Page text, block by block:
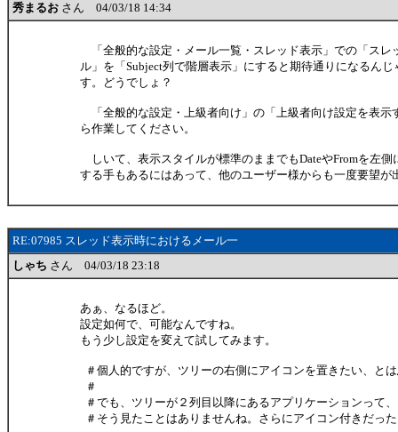
秀まるお さん 04/03/18 14:34
「全般的な設定・メール一覧・スレッド表示」での「スレ
ル」を「Subject列で階層表示」にすると期待通りになるん
す。どうでしょ？
「全般的な設定・上級者向け」の「上級者向け設定を表示
ら作業してください。
しいて、表示スタイルが標準のままでもDateやFromを左側
する手もあるにはあって、他のユーザー様からも一度要望が
RE:07985 スレッド表示時におけるメール一
しゃち さん 04/03/18 23:18
あぁ、なるほど。
設定如何で、可能なんですね。
もう少し設定を変えて試してみます。
＃個人的ですが、ツリーの右側にアイコンを置きたい、と
＃
＃でも、ツリーが２列目以降にあるアプリケーションって、
＃そう見たことはありませんね。さらにアイコン付きだっ